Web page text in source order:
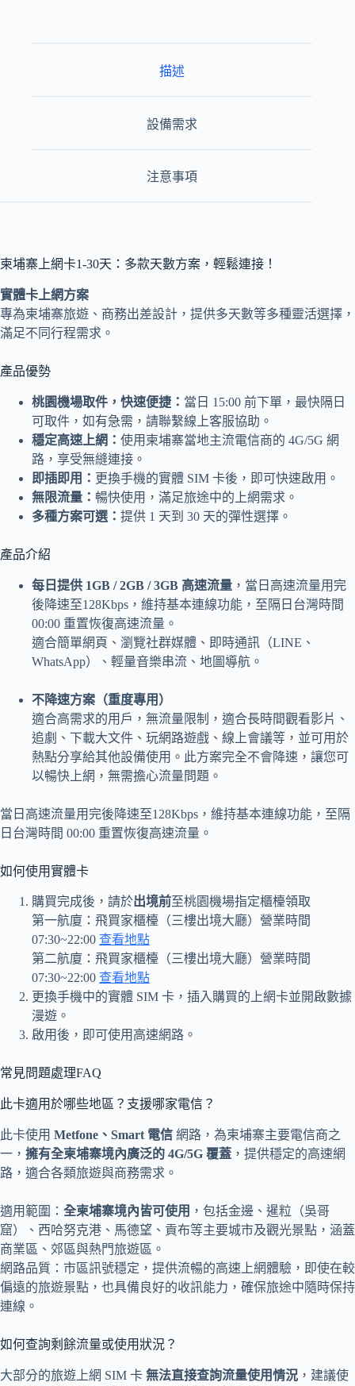
描述
設備需求
注意事項
柬埔寨上網卡1-30天：多款天數方案，輕鬆連接！
實體卡上網方案
專為柬埔寨旅遊、商務出差設計，提供多天數等多種靈活選擇，
滿足不同行程需求。
產品優勢
桃園機場取件，快速便捷： 當日 15:00 前下單，最快隔日
可取件，如有急需，請聯繫線上客服協助。
穩定高速上網： 使用柬埔寨當地主流電信商的 4G/5G 網
路，享受無縫連接。
即插即用： 更換手機的實體 SIM 卡後，即可快速啟用。
無限流量： 暢快使用，滿足旅途中的上網需求。
多種方案可選： 提供 1 天到 30 天的彈性選擇。
產品介紹
每日提供 1GB / 2GB / 3GB 高速流量 ，當日高速流量用完
後降速至128Kbps，維持基本連線功能，至隔日台灣時間
00:00 重置恢復高速流量。
適合簡單網頁、瀏覽社群媒體、即時通訊（LINE、
WhatsApp）、輕量音樂串流、地圖導航。
不降速方案（重度專用）
適合高需求的用戶，無流量限制，適合長時間觀看影片、
追劇、下載大文件、玩網路遊戲、線上會議等，並可用於
熱點分享給其他設備使用。此方案完全不會降速，讓您可
以暢快上網，無需擔心流量問題。
當日高速流量用完後降速至128Kbps，維持基本連線功能，至隔
日台灣時間 00:00 重置恢復高速流量。
如何使用實體卡
購買完成後，請於出境前至桃園機場指定櫃檯領取
第一航廈：飛買家櫃檯（三樓出境大廳）營業時間
07:30~22:00 查看地點
第二航廈：飛買家櫃檯（三樓出境大廳）營業時間
07:30~22:00 查看地點
更換手機中的實體 SIM 卡，插入購買的上網卡並開啟數據
漫遊。
啟用後，即可使用高速網路。
常見問題處理FAQ
此卡適用於哪些地區？支援哪家電信？
此卡使用 Metfone、Smart 電信 網路，為柬埔寨主要電信商之
一， 擁有全柬埔寨境內廣泛的 4G/5G 覆蓋 ，提供穩定的高速網
路，適合各類旅遊與商務需求。
適用範圍： 全柬埔寨境內皆可使用 ，包括金邊、暹粒（吳哥
窟）、西哈努克港、馬德望、貢布等主要城市及觀光景點，涵蓋
商業區、郊區與熱門旅遊區。
網路品質：市區訊號穩定，提供流暢的高速上網體驗，即使在較
偏遠的旅遊景點，也具備良好的收訊能力，確保旅途中隨時保持
連線。
如何查詢剩餘流量或使用狀況？
大部分的旅遊上網 SIM 卡 無法直接查詢流量使用情況 ，建議使